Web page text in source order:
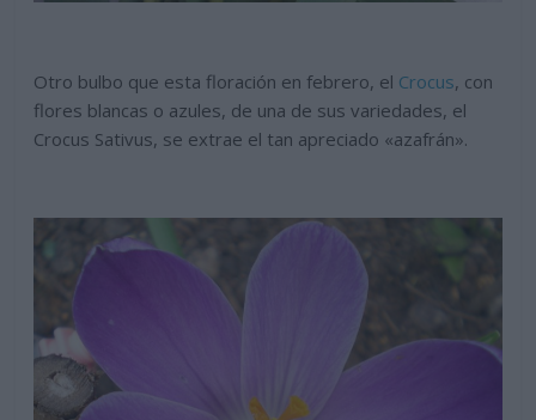
Otro bulbo que esta floración en febrero, el Crocus, con
flores blancas o azules, de una de sus variedades, el
Crocus Sativus, se extrae el tan apreciado «azafrán».